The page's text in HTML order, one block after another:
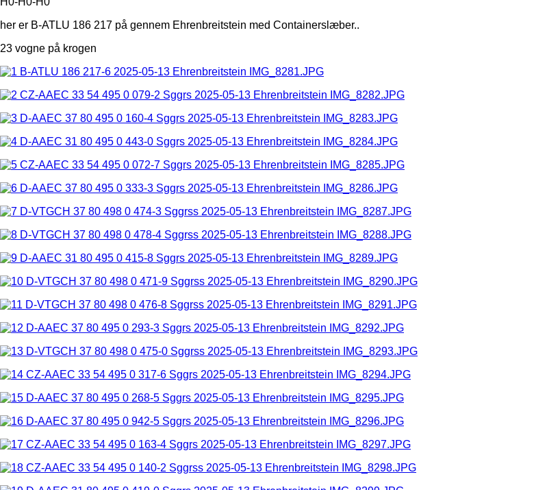
her er B-ATLU 186 217 på gennem Ehrenbreitstein med Containerslæber..
23 vogne på krogen